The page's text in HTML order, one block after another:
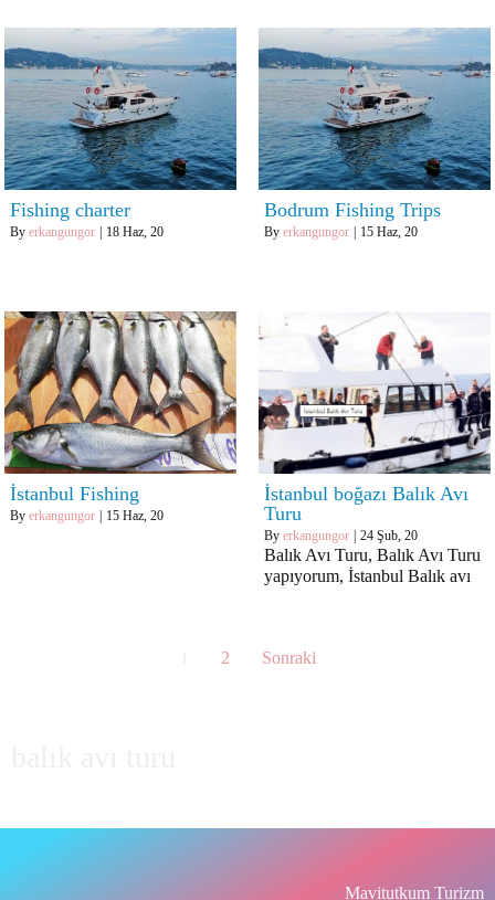
Fishing charter
By erkangungor | 18 Haz, 20
Bodrum Fishing Trips
By erkangungor | 15 Haz, 20
İstanbul Fishing
By erkangungor | 15 Haz, 20
İstanbul boğazı Balık Avı
Turu
By erkangungor | 24 Şub, 20
Balık Avı Turu, Balık Avı Turu
yapıyorum, İstanbul Balık avı
2 Sonraki
Mavitutkum Turizm